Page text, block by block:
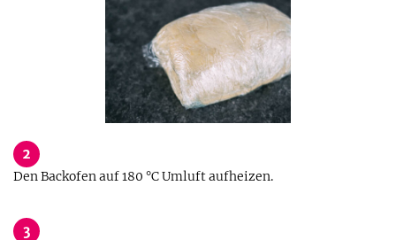
2
Den Backofen auf 180 °C Umluft aufheizen.
3